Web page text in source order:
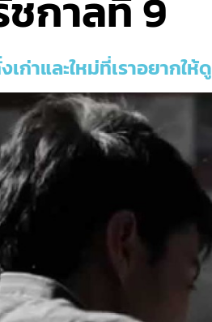
เก่าและใหม่ที่เราอยากให้ดู